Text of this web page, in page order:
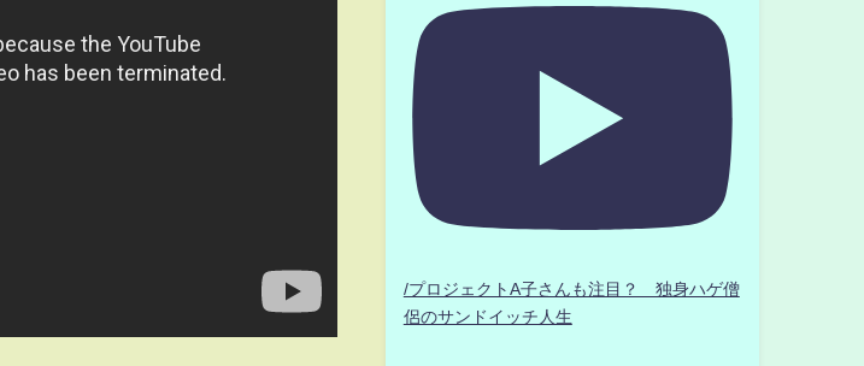
/プロジェクトA子さんも注目？ 独身ハゲ僧
侶のサンドイッチ人生